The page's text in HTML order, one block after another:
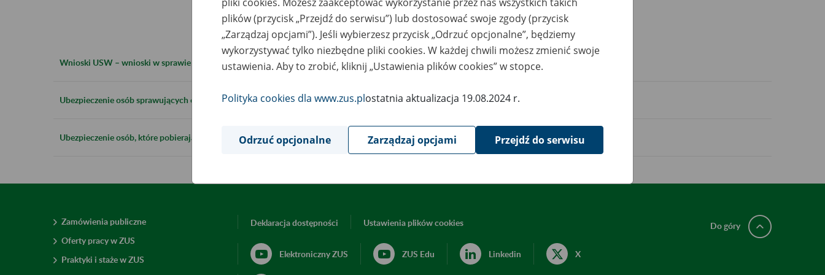
Wnioski USW – wnioski w sprawie zgłoszenia do ubezpieczeń
Ubezpieczenie osób sprawujących opiekę nad osobą, która pobiera świadczenie wspierające
Ubezpieczenie osób, które pobierają świadczenie wspierające
Zamówienia publiczne
Oferty pracy w ZUS
Praktyki i staże w ZUS
Deklaracja dostępności Ustawienia plików cookies
Elektroniczny ZUS ZUS Edu Linkedin X
Do góry
plików (przycisk „Przejdź do serwisu”) lub dostosować swoje zgody (przycisk
„Zarządzaj opcjami”). Jeśli wybierzesz przycisk „Odrzuć opcjonalne”, będziemy
wykorzystywać tylko niezbędne pliki cookies. W każdej chwili możesz zmienić swoje
ustawienia. Aby to zrobić, kliknij „Ustawienia plików cookies” w stopce.
Polityka cookies dla www.zus.plostatnia aktualizacja 19.08.2024 r.
Odrzuć opcjonalne Zarządzaj opcjami Przejdź do serwisu